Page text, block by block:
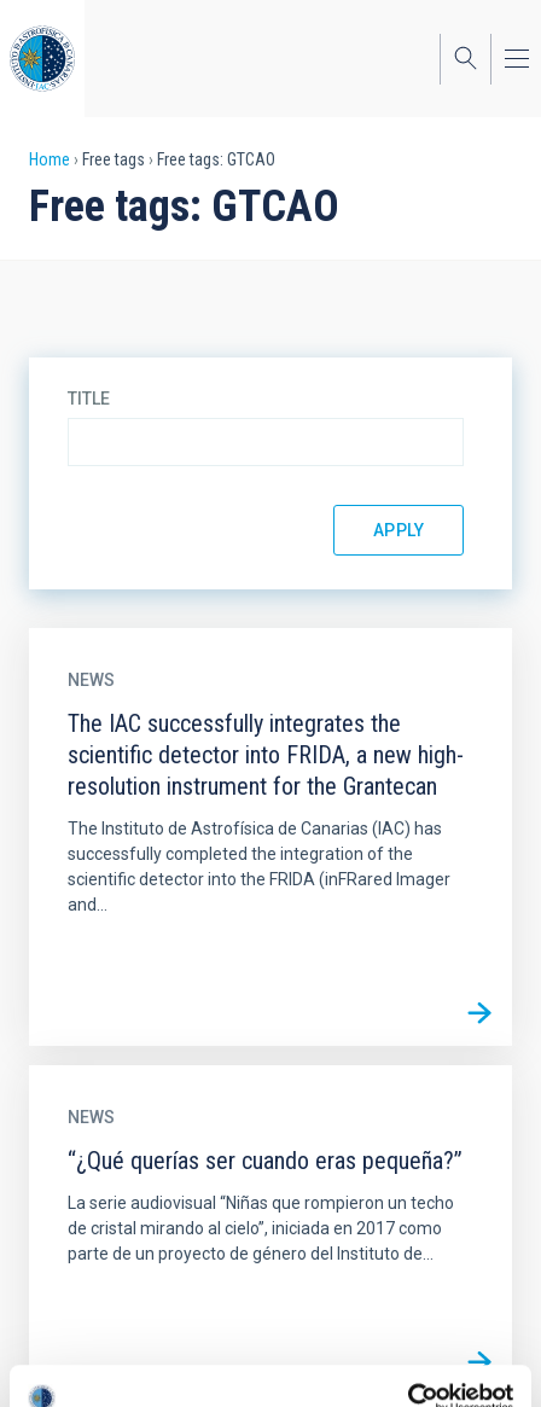
to
main
content
Breadcrumb
Home Free tags Free tags: GTCAO
Free tags: GTCAO
TITLE
NEWS
The IAC successfully integrates the
scientific detector into FRIDA, a new high-
resolution instrument for the Grantecan
The Instituto de Astrofísica de Canarias (IAC) has
successfully completed the integration of the
scientific detector into the FRIDA (inFRared Imager
and...
NEWS
“¿Qué querías ser cuando eras pequeña?”
La serie audiovisual “Niñas que rompieron un techo
de cristal mirando al cielo”, iniciada en 2017 como
parte de un proyecto de género del Instituto de...